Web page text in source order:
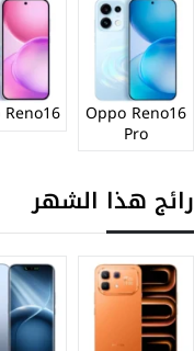
Oppo Reno16
Pro
رائج هذا الشهر